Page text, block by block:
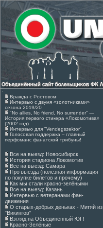
Вражда с Ростовом
Интервью с двумя «золотниками»
сезона 2019/20
"No allies, No friend, No surrender" —
История первого стикера «Локомотива»
(2002 год)
Интервью для "Vendegszektor"
Голосовая поддержка – главный
перфоманс фанатской трибуны!
Все на выезд: Новосибирск
История стадиона Локомотив
Все на выезд: Самара
Про выезда (полезная информация
по покупке билетов и прочему)
Как мы стали красно-зелёными
Все на выезд: Казань
Интервью с ветеранами фан-
движения
О старых-добрых деньках - Митяй из
"Викингов"
Взгляд на Объединённый ЮГ!
Красно-Зелёные